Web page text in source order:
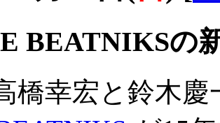
BEATNIKSの
橋幸宏と鈴木慶